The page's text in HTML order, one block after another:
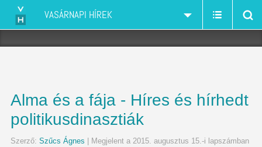
VASÁRNAPI HÍREK
Alma és a fája - Híres és hírhedt
politikusdinasztiák
Szerző: Szűcs Ágnes | Megjelent a 2015. augusztus 15.-i lapszámban